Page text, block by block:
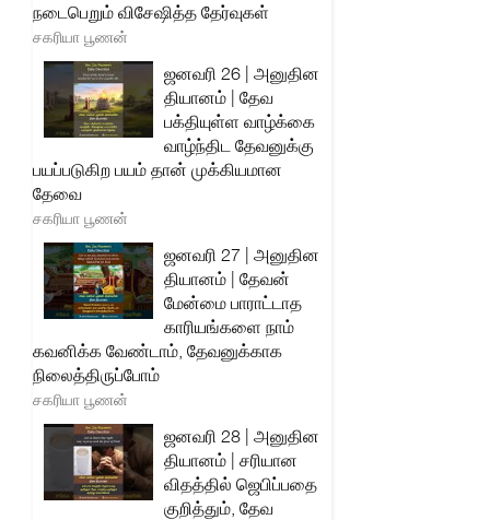
நடைபெறும் விசேஷித்த தேர்வுகள்
சகரியா பூணன்
ஜனவரி 26 | அனுதின
தியானம் | தேவ
பக்தியுள்ள வாழ்க்கை
வாழ்ந்திட தேவனுக்கு
பயப்படுகிற பயம் தான் முக்கியமான
தேவை
சகரியா பூணன்
ஜனவரி 27 | அனுதின
தியானம் | தேவன்
மேன்மை பாராட்டாத
காரியங்களை நாம்
கவனிக்க வேண்டாம், தேவனுக்காக
நிலைத்திருப்போம்
சகரியா பூணன்
ஜனவரி 28 | அனுதின
தியானம் | சரியான
விதத்தில் ஜெபிப்பதை
குறித்தும், தேவ